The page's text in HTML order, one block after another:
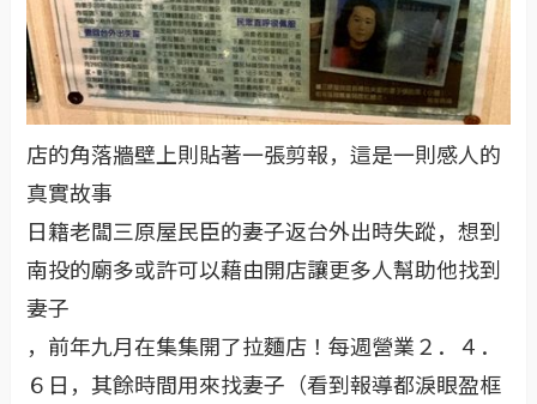
店的角落牆壁上則貼著一張剪報，這是一則感人的
真實故事
日籍老闆三原屋民臣的妻子返台外出時失蹤，想到
南投的廟多或許可以藉由開店讓更多人幫助他找到
妻子
，前年九月在集集開了拉麵店！每週營業２．４．
６日，其餘時間用來找妻子（看到報導都淚眼盈框